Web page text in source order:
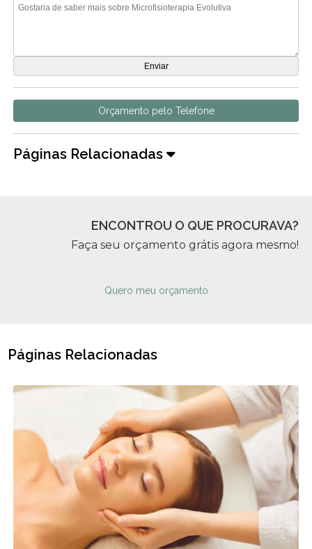
Orçamento pelo Telefone
Páginas Relacionadas
ENCONTROU O QUE PROCURAVA?
Faça seu orçamento grátis agora mesmo!
Quero meu orçamento
Páginas Relacionadas